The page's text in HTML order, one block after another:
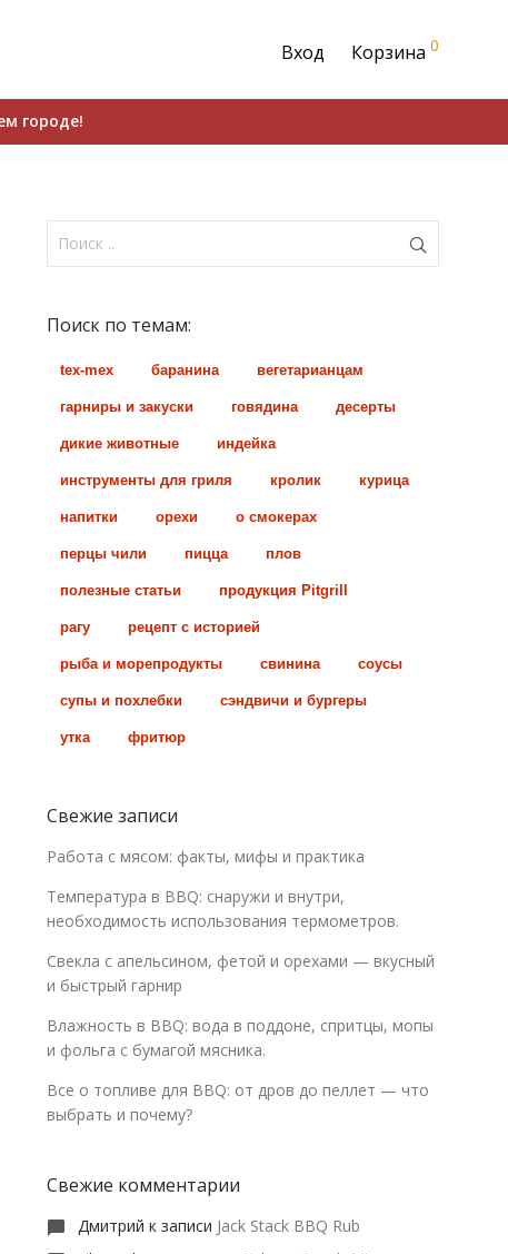
Вход Корзина 0
городе!
Поиск по темам:
tex-mex баранина вегетарианцам
гарниры и закуски говядина десерты
дикие животные индейка
инструменты для гриля кролик курица
напитки орехи о смокерах
перцы чили пицца плов
полезные статьи продукция Pitgrill
рагу рецепт с историей
рыба и морепродукты свинина соусы
супы и похлебки сэндвичи и бургеры
утка фритюр
Свежие записи
Работа с мясом: факты, мифы и практика
Температура в BBQ: снаружи и внутри,
необходимость использования термометров.
Свекла с апельсином, фетой и орехами — вкусный
и быстрый гарнир
Влажность в BBQ: вода в поддоне, спритцы, мопы
и фольга с бумагой мясника.
Все о топливе для BBQ: от дров до пеллет — что
выбрать и почему?
Свежие комментарии
Дмитрий к записи Jack Stack BBQ Rub